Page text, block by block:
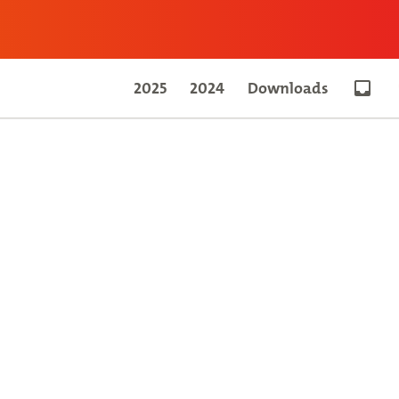
2025 2024 Downloads Go to